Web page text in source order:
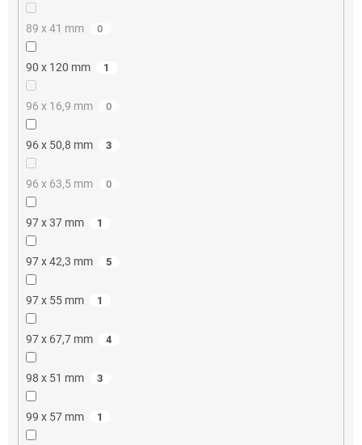
89 x 41 mm 0
90 x 120 mm 1
96 x 16,9 mm 0
96 x 50,8 mm 3
96 x 63,5 mm 0
97 x 37 mm 1
97 x 42,3 mm 5
97 x 55 mm 1
97 x 67,7 mm 4
98 x 51 mm 3
99 x 57 mm 1